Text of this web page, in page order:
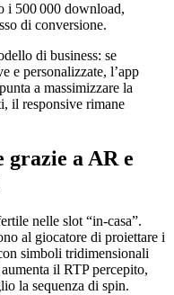
i 500 000 download,
di conversione.
di business: se
e personalizzate, l’app
a massimizzare la
il responsive rimane
grazie a AR e
nelle slot “in‑casa”.
al giocatore di proiettare i
simboli tridimensionali
il RTP percepito,
la sequenza di spin.